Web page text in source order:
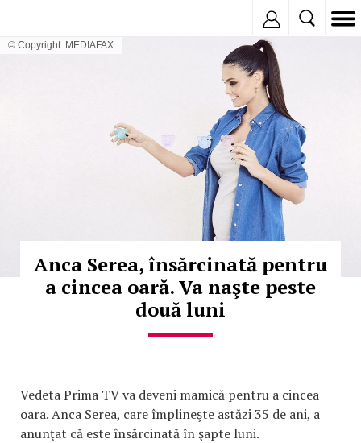
© Copyright: MEDIAFAX
Anca Serea, însărcinată pentru
a cincea oară. Va naşte peste
două luni
Vedeta Prima TV va deveni mamică pentru a cincea
oara. Anca Serea, care împlineşte astăzi 35 de ani, a
anunţat că este însărcinată în şapte luni.